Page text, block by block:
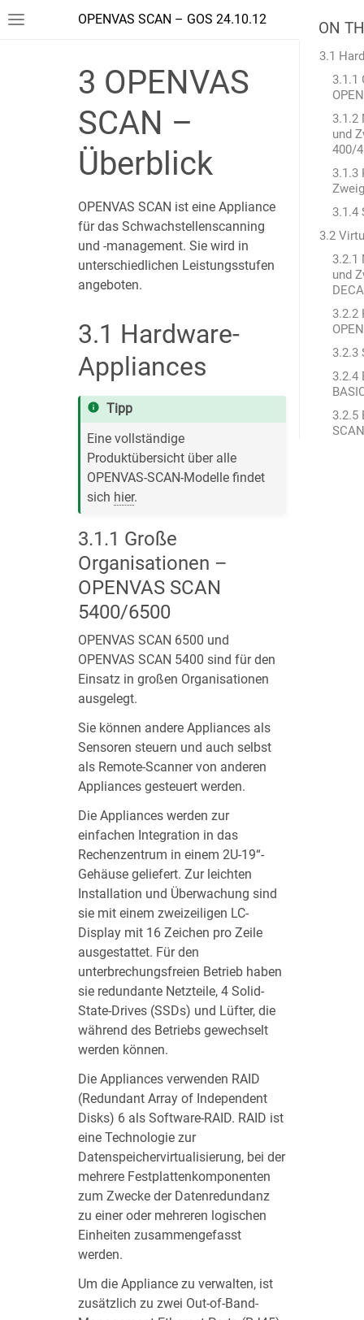
OPENVAS SCAN – GOS 24.10.12
3 OPENVAS
SCAN –
Überblick
OPENVAS SCAN ist eine Appliance
für das Schwachstellenscanning
und -management. Sie wird in
unterschiedlichen Leistungsstufen
angeboten.
3.1 Hardware-
Appliances
Tipp
Eine vollständige
Produktübersicht über alle
OPENVAS-SCAN-Modelle findet
sich hier.
3.1.1 Große
Organisationen –
OPENVAS SCAN
5400/6500
OPENVAS SCAN 6500 und
OPENVAS SCAN 5400 sind für den
Einsatz in großen Organisationen
ausgelegt.
Sie können andere Appliances als
Sensoren steuern und auch selbst
als Remote-Scanner von anderen
Appliances gesteuert werden.
Die Appliances werden zur
einfachen Integration in das
Rechenzentrum in einem 2U-19“-
Gehäuse geliefert. Zur leichten
Installation und Überwachung sind
sie mit einem zweizeiligen LC-
Display mit 16 Zeichen pro Zeile
ausgestattet. Für den
unterbrechungsfreien Betrieb haben
sie redundante Netzteile, 4 Solid-
State-Drives (SSDs) und Lüfter, die
während des Betriebs gewechselt
werden können.
Die Appliances verwenden RAID
(Redundant Array of Independent
Disks) 6 als Software-RAID. RAID ist
eine Technologie zur
Datenspeichervirtualisierung, bei der
mehrere Festplattenkomponenten
zum Zwecke der Datenredundanz
zu einer oder mehreren logischen
Einheiten zusammengefasst
werden.
Um die Appliance zu verwalten, ist
zusätzlich zu zwei Out-of-Band-
ON
3.1
3.1.1
3.1.2
und
400/
3.1.3
3.1.4
3.2
3.2.1
und
3.2.2
3.2.3
3.2.4
3.2.5